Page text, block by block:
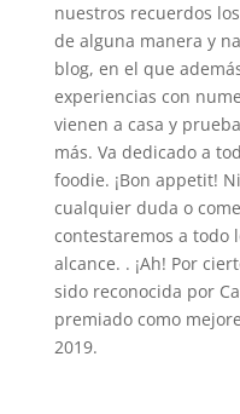
nuestros recuerdos
de alguna manera y
blog, en el que
experiencias con
vienen a casa y
más. Va dedicado a
foodie. ¡Bon appetit!
cualquier duda o
contestaremos a todo
alcance. . ¡Ah! Por
sido reconocida por
premiado como
2019.